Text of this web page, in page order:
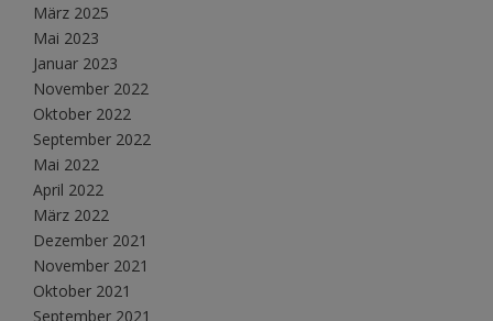
März 2025
Mai 2023
Januar 2023
November 2022
Oktober 2022
September 2022
Mai 2022
April 2022
März 2022
Dezember 2021
November 2021
Oktober 2021
September 2021